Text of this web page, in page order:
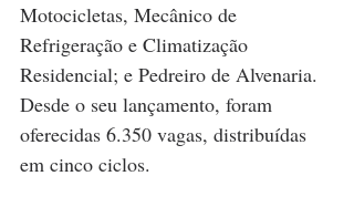
Motocicletas, Mecânico de
Refrigeração e Climatização
Residencial; e Pedreiro de Alvenaria.
Desde o seu lançamento, foram
oferecidas 6.350 vagas, distribuídas
em cinco ciclos.